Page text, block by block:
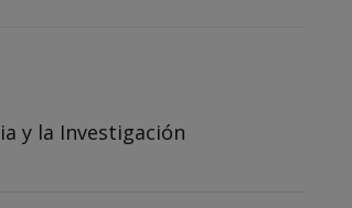
y la Investigación